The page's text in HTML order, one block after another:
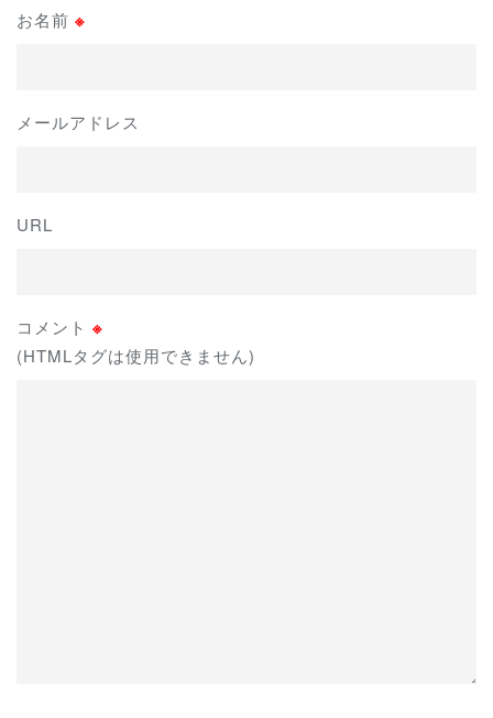
お名前 ※
メールアドレス
URL
コメント ※
(HTMLタグは使用できません)